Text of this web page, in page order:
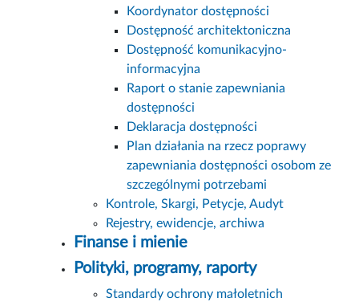
Koordynator dostępności
Dostępność architektoniczna
Dostępność komunikacyjno-
informacyjna
Raport o stanie zapewniania
dostępności
Deklaracja dostępności
Plan działania na rzecz poprawy
zapewniania dostępności osobom ze
szczególnymi potrzebami
Kontrole, Skargi, Petycje, Audyt
Rejestry, ewidencje, archiwa
Finanse i mienie
Polityki, programy, raporty
Standardy ochrony małoletnich